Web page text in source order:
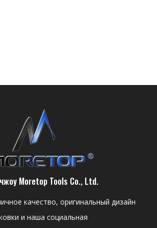
Moretop Tools Co., Ltd.
качество, оригинальный дизайн
и наша социальная